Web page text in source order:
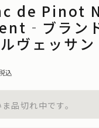
de Pinot
ブラン
ヴェッサン
込
品切れ中です。